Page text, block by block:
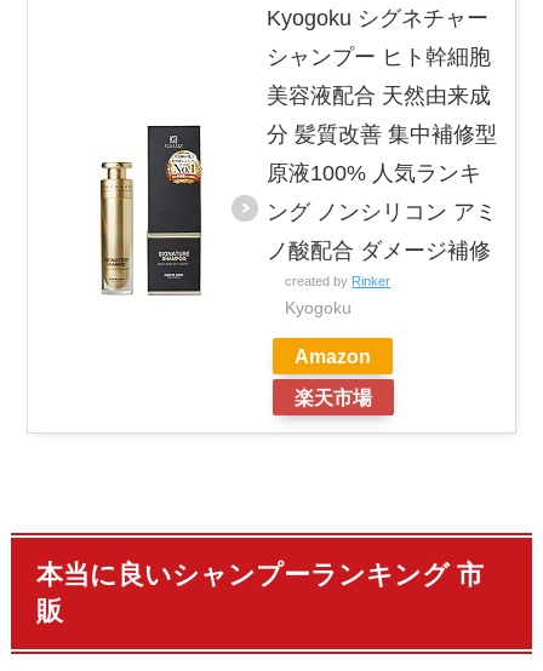
Kyogoku シグネチャー
シャンプー ヒト幹細胞
美容液配合 天然由来成
分 髪質改善 集中補修型
原液100% 人気ランキ
ング ノンシリコン アミ
ノ酸配合 ダメージ補修
created by Rinker
Kyogoku
Amazon
楽天市場
本当に良いシャンプーランキング 市
販